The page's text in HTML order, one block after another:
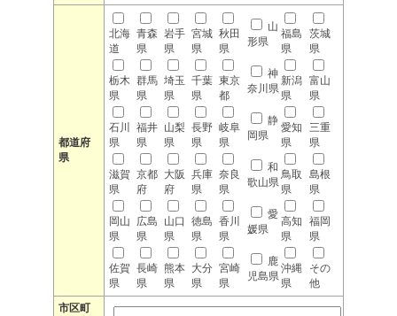
都道府
県
北海
道
青森
県
岩手
県
宮城
県
秋田
県
山
形県
福島
県
茨城
県
栃木
県
群馬
県
埼玉
県
千葉
県
東京
都
神
奈川県
新潟
県
富山
県
石川
県
福井
県
山梨
県
長野
県
岐阜
県
静
岡県
愛知
県
三重
県
滋賀
県
京都
府
大阪
府
兵庫
県
奈良
県
和
歌山県
鳥取
県
島根
県
岡山
県
広島
県
山口
県
徳島
県
香川
県
愛
媛県
高知
県
福岡
県
佐賀
県
長崎
県
熊本
県
大分
県
宮崎
県
鹿
児島県
沖縄
県
その
他
市区町